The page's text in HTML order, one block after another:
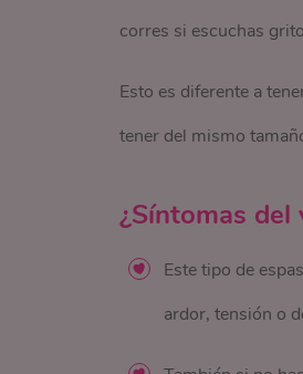
corres si escuchas
Esto es diferente a
tener del mismo
¿Síntomas del
Este tipo de
ardor, tensión o